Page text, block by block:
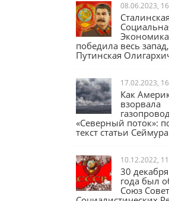
08.06.2023,
Сталинская
Экономика
победила весь
Путинская
17.02.2023,
Как
взорвала
«Северный поток»:
текст статьи
10.12.2022,
30
года был
Союз